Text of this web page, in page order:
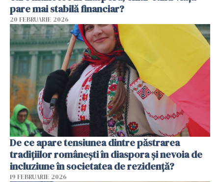
pare mai stabilă financiar?
20 FEBRUARIE 2026
De ce apare tensiunea dintre păstrarea
tradițiilor românești în diaspora și nevoia de
incluziune în societatea de rezidență?
19 FEBRUARIE 2026